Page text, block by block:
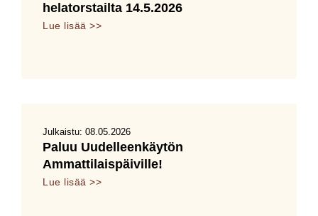
helatorstailta 14.5.2026
Lue lisää >>
Julkaistu: 08.05.2026
Paluu Uudelleenkäytön
Ammattilaispäiville!
Lue lisää >>